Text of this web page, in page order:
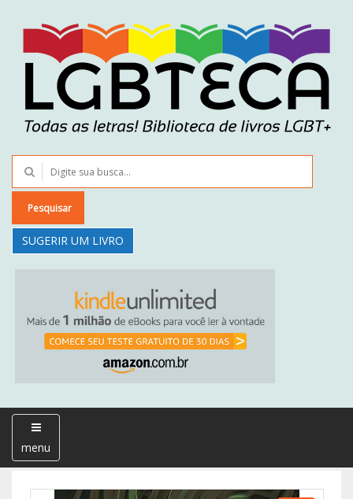
Pesquisar
SUGERIR UM LIVRO
menu